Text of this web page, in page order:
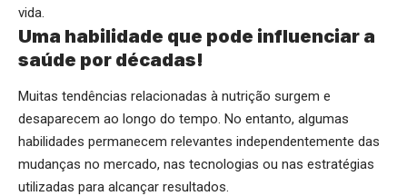
vida.
Uma habilidade que pode influenciar a
saúde por décadas!
Muitas tendências relacionadas à nutrição surgem e
desaparecem ao longo do tempo. No entanto, algumas
habilidades permanecem relevantes independentemente das
mudanças no mercado, nas tecnologias ou nas estratégias
utilizadas para alcançar resultados.